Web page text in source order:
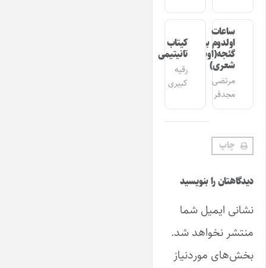
ساعات
اولدوم بیر
گئجه(اوشاق
شعری)
مرتضی
مجدفر
کیتاب
تانیتیمی
رقیه
کبیری
چاپ
دیدگاهتان را بنویسید
نشانی ایمیل شما
منتشر نخواهد شد.
بخش‌های موردنیاز